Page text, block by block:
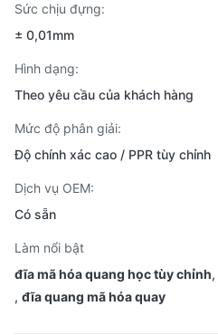
Sức chịu đựng:
± 0,01mm
Hình dạng:
Theo yêu cầu của khách hàng
Mức độ phân giải:
Độ chính xác cao / PPR tùy chỉnh
Dịch vụ OEM:
Có sẵn
Làm nổi bật
đĩa mã hóa quang học tùy chỉnh,
, đĩa quang mã hóa quay